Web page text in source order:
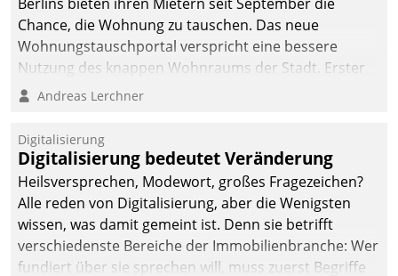
Chance, die Wohnung zu tauschen. Das neue
Wohnungstauschportal verspricht eine bessere
Nutzung des knappen Wohnraums der Stadt. Erster
Anwendungsfall für Datatrains Lösung API-Hub mit
Unternehmen.
Andreas Lerchner
Digitalisierung
Digitalisierung bedeutet Veränderung
Heilsversprechen, Modewort, großes Fragezeichen?
Alle reden von Digitalisierung, aber die Wenigsten
wissen, was damit gemeint ist. Denn sie betrifft
verschiedenste Bereiche der Immobilienbranche: Wer
fundiert über sie sprechen will, muss zuerst Begriffe